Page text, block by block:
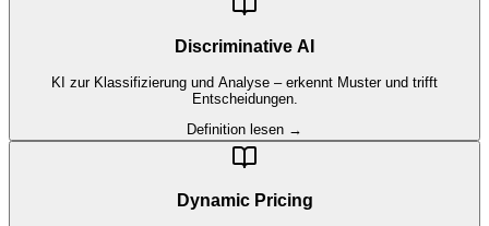
Discriminative AI
KI zur Klassifizierung und Analyse – erkennt Muster und trifft
Entscheidungen.
Definition lesen →
Dynamic Pricing